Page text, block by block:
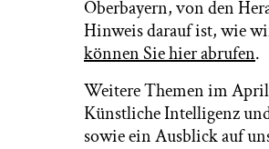
Oberbayern, von den
Hinweis darauf ist, wie
können Sie hier abrufen.
Weitere Themen im
Künstliche Intelligenz
sowie ein Ausblick auf